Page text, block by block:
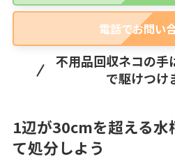
電話でお問い
不用品回収ネコの手
で駆けつけ
1辺が30cmを超える水
て処分しよう